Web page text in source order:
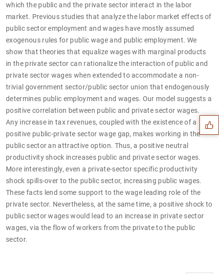
which the public and the private sector interact in the labor
market. Previous studies that analyze the labor market effects of
public sector employment and wages have mostly assumed
exogenous rules for public wage and public employment. We
show that theories that equalize wages with marginal products
in the private sector can rationalize the interaction of public and
private sector wages when extended to accommodate a non-
trivial government sector/public sector union that endogenously
determines public employment and wages. Our model suggests a
positive correlation between public and private sector wages.
Any increase in tax revenues, coupled with the existence of a
positive public-private sector wage gap, makes working in the
public sector an attractive option. Thus, a positive neutral
productivity shock increases public and private sector wages.
More interestingly, even a private-sector specific productivity
shock spills-over to the public sector, increasing public wages.
These facts lend some support to the wage leading role of the
private sector. Nevertheless, at the same time, a positive shock to
public sector wages would lead to an increase in private sector
wages, via the flow of workers from the private to the public
sector.
Sugerencias